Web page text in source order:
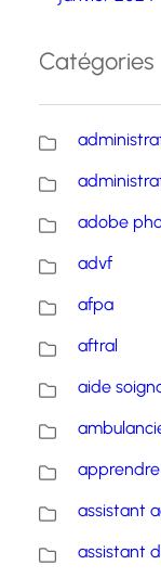
Catégories
adobe
advf
afpa
aftral
aide
apprendre
assistant
assistant